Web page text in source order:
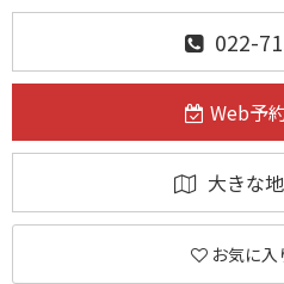
022-
Web予
大きな
お気に